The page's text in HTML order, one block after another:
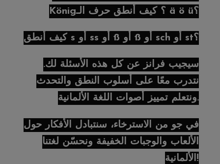
König؟ كيف أنطق حرف الـ ä ö ü؟
كيف أنطق s أو ss أو ß أو ß أو sch أو st؟
سيجيب فرانز عن كل هذه الأسئلة لك.
نتدرب معًا على أسلوب النطق والتحدث
ونتعلم تمييز أصوات اللغة الألمانية.
في جو من الاسترخاء، سنتبادل الأفكار حول
الألعاب والوجبات الخفيفة ونحسّن لغتنا
الألمانية!